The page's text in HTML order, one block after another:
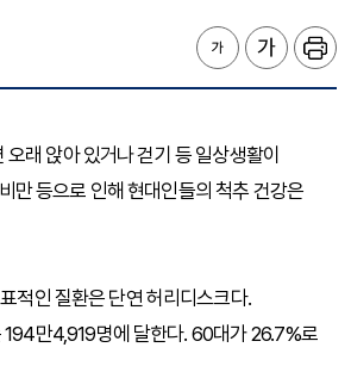
래 앉아 있거나 걷기 등 일상생활이
만 등으로 인해 현대인들의 척추 건강은
적인 질환은 단연 허리디스크다.
194만4,919명에 달한다. 60대가 26.7%로